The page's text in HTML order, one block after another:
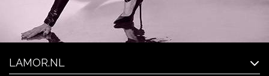
LAMOR.NL